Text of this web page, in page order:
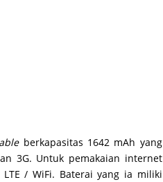
berkapasitas 1642 mAh yang
3G. Untuk pemakaian internet
/ WiFi. Baterai yang ia miliki